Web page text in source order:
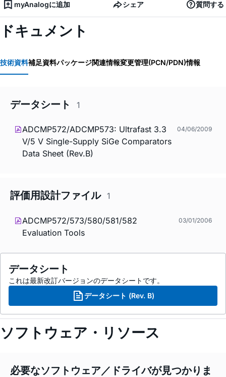
myAnalogに追加 シェア 質問する
ドキュメント
技術資料補足資料パッケージ関連情報変更管理(PCN/PDN)情報
データシート 1
ADCMP572/ADCMP573: Ultrafast 3.3
V/5 V Single-Supply SiGe Comparators
Data Sheet (Rev.B)
04/06/2009
評価用設計ファイル 1
ADCMP572/573/580/581/582
Evaluation Tools
03/01/2006
データシート
これは最新改訂バージョンのデータシートです。
データシート (Rev. B)
ソフトウェア・リソース
必要なソフトウェア／ドライバが見つかりま